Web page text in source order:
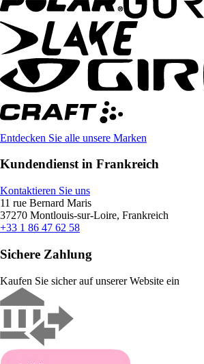
Entdecken Sie alle unsere Marken
Kundendienst in Frankreich
Kontaktieren Sie uns
11 rue Bernard Maris
37270 Montlouis-sur-Loire, Frankreich
+33 1 86 47 62 58
Sichere Zahlung
Kaufen Sie sicher auf unserer Website ein